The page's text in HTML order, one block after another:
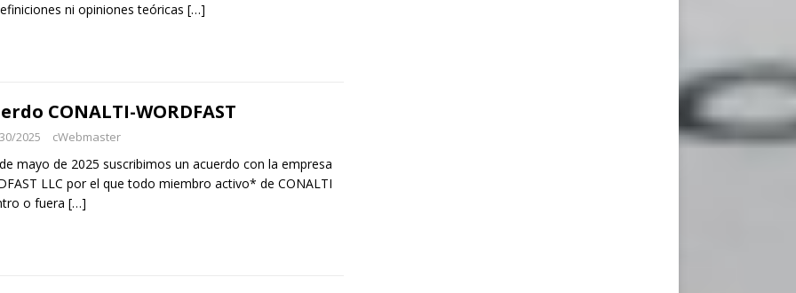
ni opiniones teóricas […]
CONALTI-WORDFAST
2025 cWebmaster
mayo de 2025 suscribimos un acuerdo con la empresa
LLC por el que todo miembro activo* de CONALTI
o fuera […]